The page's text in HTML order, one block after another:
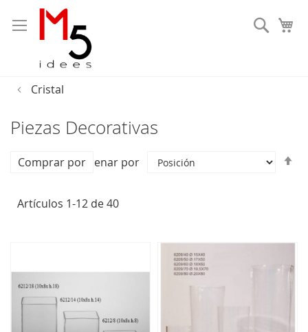
Buscar
Cristal
Piezas Decorativas
Artículos 1-12 de40
Ordenar por
Comprar por